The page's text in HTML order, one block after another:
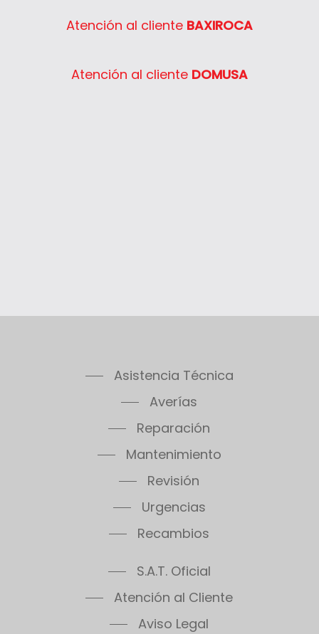
Atención al cliente BAXIROCA
Atención al cliente DOMUSA
Asistencia Técnica
Averías
Reparación
Mantenimiento
Revisión
Urgencias
Recambios
S.A.T. Oficial
Atención al Cliente
Aviso Legal